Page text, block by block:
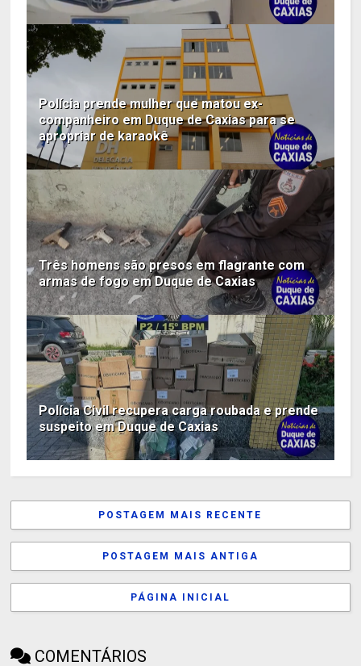
Polícia prende mulher que matou ex-
companheiro em Duque de Caxias para se
apropriar de karaokê
Três homens são presos em flagrante com
armas de fogo em Duque de Caxias
Polícia Civil recupera carga roubada e prende
suspeito em Duque de Caxias
POSTAGEM MAIS RECENTE
POSTAGEM MAIS ANTIGA
PÁGINA INICIAL
COMENTÁRIOS